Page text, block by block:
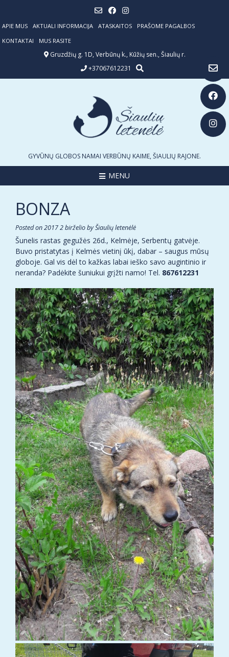
content
APIE MUS AKTUALI INFORMACIJA ATASKAITOS
PRAŠOME PAGALBOS
KONTAKTAI
MUS RASITE
Gruzdžių g. 1D, Verbūnų k., Kūžių sen., Šiaulių r.
+37067612231
GYVŪNŲ GLOBOS NAMAI VERBŪNŲ KAIME, ŠIAULIŲ RAJONE.
MENU
BONZA
Posted on2017 2 birželiobyŠiaulių letenėlė
Šunelis rastas gegužės 26d., Kelmėje, Serbentų gatvėje.
Buvo pristatytas į Kelmės vietinį ūkį, dabar – saugus mūsų
globoje. Gal vis dėl to kažkas labai ieško savo augintinio ir
neranda? Padėkite šuniukui grįžti namo! Tel. 867612231